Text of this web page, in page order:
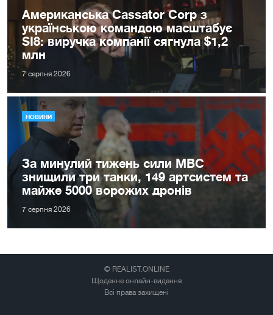
Американська Cassator Corp з
українською командою масштабує
SI8: виручка компанії сягнула $1,2
млн
7 серпня 2026
НОВИНИ
За минулий тижень сили МВС
знищили три танки, 149 артсистем та
майже 5000 ворожих дронів
7 серпня 2026
© REALIST.ONLINE
Щоденне онлайн-видання
Всі права захищені